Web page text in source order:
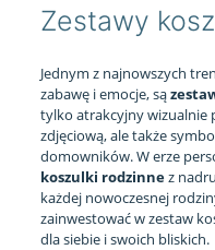
Zestawy
Jednym z najnowszych
zabawę i emocje, są
tylko atrakcyjny wizualnie
zdjęciową, ale także
domowników. W erze
koszulki rodzinnez
każdej nowoczesnej
zainwestować w zestaw
dla siebie i swoich bliskich.